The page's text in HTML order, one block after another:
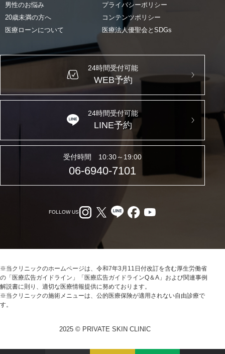
男性のお悩み
20歳未満の方へ
医療ローンについて
プライバシーポリシー
コンテンツポリシー
医療法人優聖会とSDGs
24時間受付可能
WEB予約
24時間受付可能
LINE予約
受付時間 10:30～19:00
06-6940-7101
FOLLOW US
※当クリニックのホームページは、令和7年3月11日付改訂を含む厚生労働省
の「医療広告ガイドライン」「医療広告ガイドラインQ＆A」および関連事例
解説書に則り、適切な医療情報提供に努めております。
※当クリニックの施術メニューは、公的医療保険が適用されない自由診療で
す。
2025 © PRIVATE SKIN CLINIC